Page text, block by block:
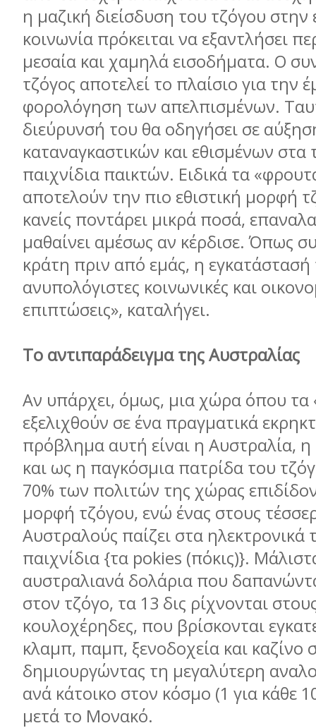
η µαζική διείσδυση του τζόγου στην
κοινωνία πρόκειται να εξαντλήσει
µεσαία και χαµηλά εισοδήµατα. Ο
τζόγος αποτελεί το πλαίσιο για την
φορολόγηση των απελπισµένων.
διεύρυνσή του θα οδηγήσει σε
καταναγκαστικών και εθισµένων στα
παιχνίδια παικτών. Ειδικά τα
αποτελούν την πιο εθιστική µορφή
κανείς ποντάρει µικρά ποσά,
µαθαίνει αµέσως αν κέρδισε. Όπως
κράτη πριν από εµάς, η εγκατάστασή
ανυπολόγιστες κοινωνικές και
επιπτώσεις», καταλήγει.
Το αντιπαράδειγµα της Αυστραλίας
Αν υπάρχει, όµως, µια χώρα όπου τα
εξελιχθούν σε ένα πραγµατικά
πρόβληµα αυτή είναι η Αυστραλία,
και ως η παγκόσµια πατρίδα του
70% των πολιτών της χώρας
µορφή τζόγου, ενώ ένας στους
Αυστραλούς παίζει στα ηλεκτρονικά
παιχνίδια {τα pokies (πόκις)}.
αυστραλιανά δολάρια που
στον τζόγο, τα 13 δις ρίχνονται
κουλοχέρηδες, που βρίσκονται
κλαµπ, παµπ, ξενοδοχεία και καζίνο
δηµιουργώντας τη µεγαλύτερη
ανά κάτοικο στον κόσµο (1 για κάθε
µετά το Μονακό.